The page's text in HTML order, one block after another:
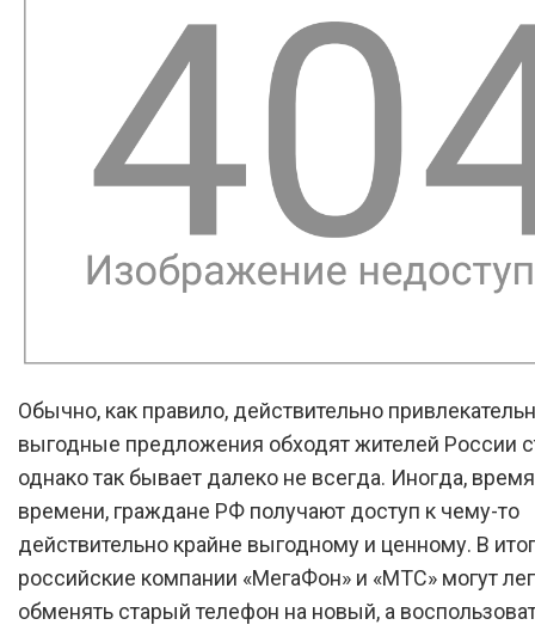
Обычно, как правило, действительно
выгодные предложения обходят жителей России
однако так бывает далеко не всегда. Иногда,
времени, граждане РФ получают доступ к чему-то
действительно крайне выгодному и ценному. В
российские компании «МегаФон» и «МТС» могут
обменять старый телефон на новый, а